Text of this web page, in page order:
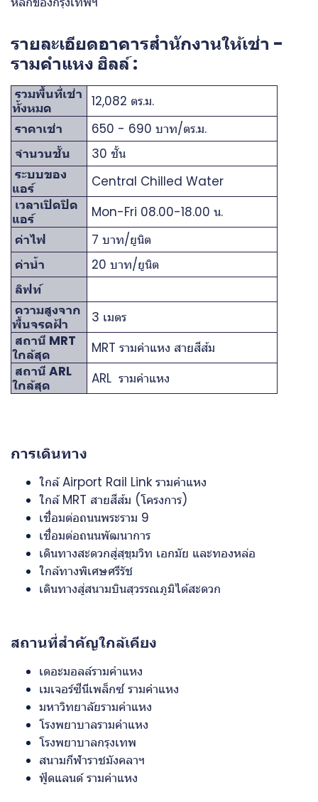
รายละเอียดอาคารสำนักงานให้เช่า -
รามคำแหง ฮิลล์ :
รวมพื้นที่เช่า
ทั้งหมด
12,082 ตร.ม.
ราคาเช่า
650 - 690 บาท/ตร.ม.
จำนวนชั้น
30 ชั้น
ระบบของ
แอร์
Central Chilled Water
เวลาเปิดปิด
แอร์
Mon-Fri 08.00-18.00 น.
ค่าไฟ
7 บาท/ยูนิต
ค่าน้ำ
20 บาท/ยูนิต
ลิฟท์
ความสูงจาก
พื้นจรดฝ้า
3 เมตร
สถานี MRT
ใกล้สุด
MRT รามคำแหง สายสีส้ม
สถานี ARL
ใกล้สุด
ARL รามคำแหง
การเดินทาง
ใกล้ Airport Rail Link รามคำแหง
ใกล้ MRT สายสีส้ม (โครงการ)
เชื่อมต่อถนนพระราม 9
เชื่อมต่อถนนพัฒนาการ
เดินทางสะดวกสู่สุขุมวิท เอกมัย และทองหล่อ
ใกล้ทางพิเศษศรีรัช
เดินทางสู่สนามบินสุวรรณภูมิได้สะดวก
สถานที่สำคัญใกล้เคียง
เดอะมอลล์รามคำแหง
เมเจอร์ซีนีเพล็กซ์ รามคำแหง
มหาวิทยาลัยรามคำแหง
โรงพยาบาลรามคำแหง
โรงพยาบาลกรุงเทพ
สนามกีฬาราชมังคลาฯ
ฟู้ดแลนด์ รามคำแหง